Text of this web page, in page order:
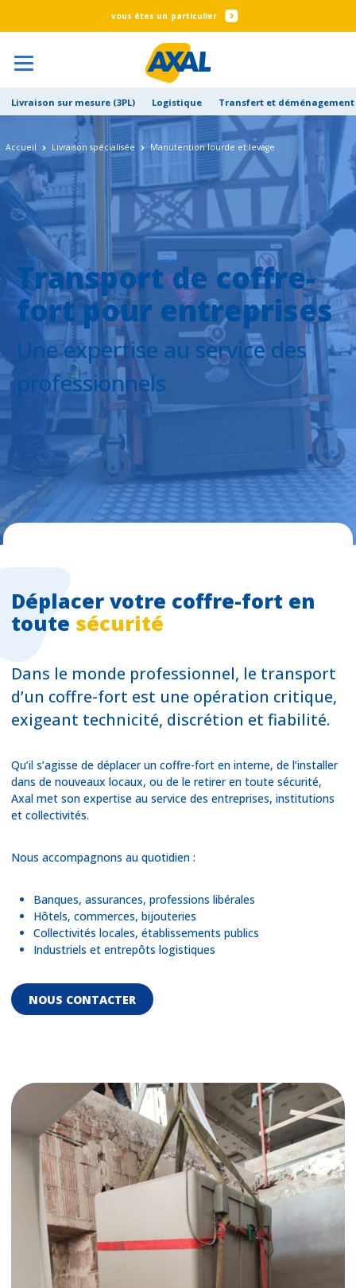
particulier
Livraison sur mesure (3PL) Logistique Transfert et déménagement
Transport de coffre-
fort pour entreprises
Une expertise au service des
professionnels
Accueil Livraison spécialisée Manutention lourde et levage
Déplacer votre coffre-fort en
toute sécurité
Dans le monde professionnel, le transport
d’un coffre-fort est une opération critique,
exigeant technicité, discrétion et fiabilité.
Qu’il s’agisse de déplacer un coffre-fort en interne, de l’installer
dans de nouveaux locaux, ou de le retirer en toute sécurité,
Axal met son expertise au service des entreprises, institutions
et collectivités.
Nous accompagnons au quotidien :
Banques, assurances, professions libérales
Hôtels, commerces, bijouteries
Collectivités locales, établissements publics
Industriels et entrepôts logistiques
NOUS CONTACTER